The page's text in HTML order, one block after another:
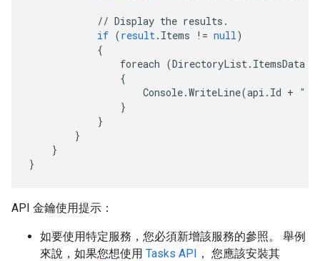
// Display the results .
if (result. Items != null)
{
foreach (DirectoryList. ItemsData
{
Console.WriteLine(api . Id + "
}
}
}
}
}
API 金鑰使用提示：
如要使用特定服務，您必須新增該服務的參照。 舉例
來說，如果您想使用 Tasks API ， 您應該安裝其